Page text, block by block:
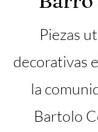
Piezas
decorativas
la
Bartolo